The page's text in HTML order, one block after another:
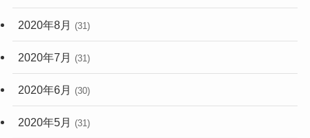
2020年8月 (31)
2020年7月 (31)
2020年6月 (30)
2020年5月 (31)